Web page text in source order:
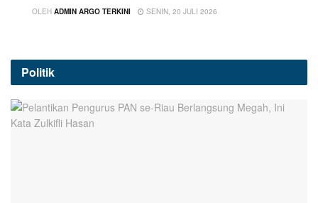
OLEH ADMIN ARGO TERKINI SENIN, 20 JULI 2026
Politik